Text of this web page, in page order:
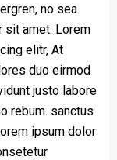
no sea
sit amet. Lorem
elitr, At
duo eirmod
justo labore
rebum. sanctus
ipsum dolor